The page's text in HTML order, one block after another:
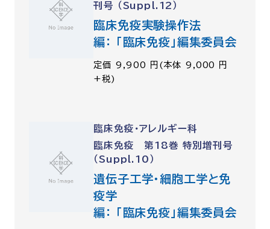
刊号 （Suppl.12）
臨床免疫実験操作法
編： 「臨床免疫」編集委員会
定価 9,900 円(本体 9,000 円
+税)
臨床免疫・アレルギー科
臨床免疫 第18巻 特別増刊号
（Suppl.10）
遺伝子工学・細胞工学と免
疫学
編： 「臨床免疫」編集委員会